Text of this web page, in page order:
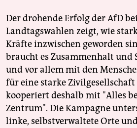
Der drohende Erfolg der AfD
Landtagswahlen zeigt, wie
Kräfte inzwischen geworden
braucht es Zusammenhalt und
und vor allem mit den
für eine starke Zivilgesellschaft
kooperiert deshalb mit "Alles
Zentrum". Die Kampagne
linke, selbstverwaltete Orte